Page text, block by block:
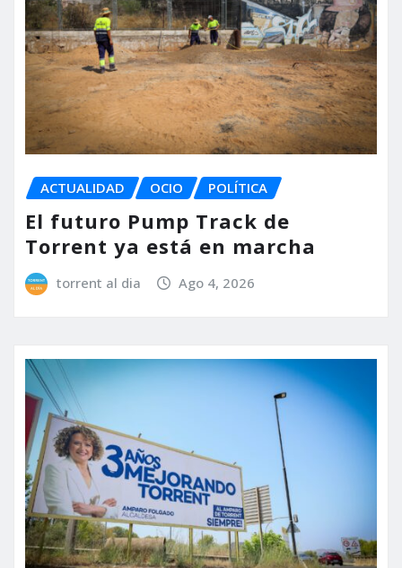
ACTUALIDAD OCIO POLÍTICA
El futuro Pump Track de
Torrent ya está en marcha
torrent al dia Ago 4, 2026